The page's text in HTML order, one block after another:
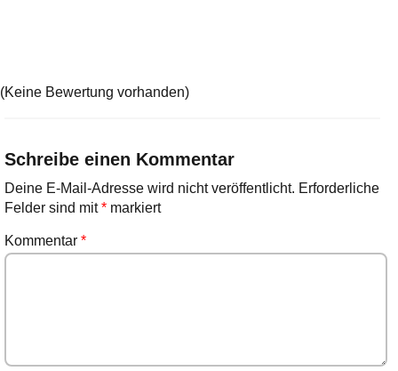
(Keine Bewertung vorhanden)
Schreibe einen Kommentar
Deine E-Mail-Adresse wird nicht veröffentlicht. Erforderliche
Felder sind mit*markiert
Kommentar *